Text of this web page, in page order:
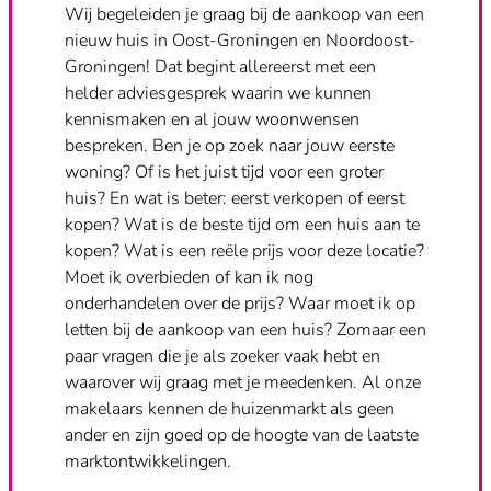
Wij begeleiden je graag bij de aankoop van een
nieuw huis in Oost-Groningen en Noordoost-
Groningen! Dat begint allereerst met een
helder adviesgesprek waarin we kunnen
kennismaken en al jouw woonwensen
bespreken. Ben je op zoek naar jouw eerste
woning? Of is het juist tijd voor een groter
huis? En wat is beter: eerst verkopen of eerst
kopen? Wat is de beste tijd om een huis aan te
kopen? Wat is een reële prijs voor deze locatie?
Moet ik overbieden of kan ik nog
onderhandelen over de prijs? Waar moet ik op
letten bij de aankoop van een huis? Zomaar een
paar vragen die je als zoeker vaak hebt en
waarover wij graag met je meedenken. Al onze
makelaars kennen de huizenmarkt als geen
ander en zijn goed op de hoogte van de laatste
marktontwikkelingen.